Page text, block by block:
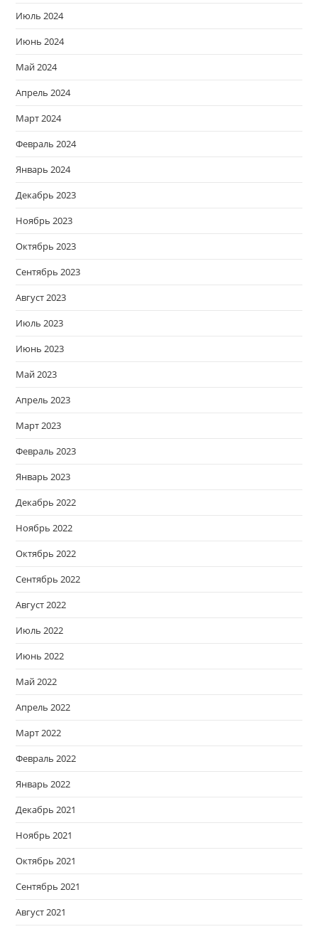
Июль 2024
Июнь 2024
Май 2024
Апрель 2024
Март 2024
Февраль 2024
Январь 2024
Декабрь 2023
Ноябрь 2023
Октябрь 2023
Сентябрь 2023
Август 2023
Июль 2023
Июнь 2023
Май 2023
Апрель 2023
Март 2023
Февраль 2023
Январь 2023
Декабрь 2022
Ноябрь 2022
Октябрь 2022
Сентябрь 2022
Август 2022
Июль 2022
Июнь 2022
Май 2022
Апрель 2022
Март 2022
Февраль 2022
Январь 2022
Декабрь 2021
Ноябрь 2021
Октябрь 2021
Сентябрь 2021
Август 2021